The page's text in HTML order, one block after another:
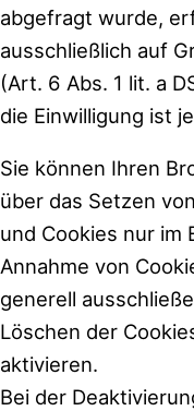
abgefragt wurde,
ausschließlich auf
(Art. 6 Abs. 1 lit. a
die Einwilligung ist
Sie können Ihren
über das Setzen
und Cookies nur im
Annahme von
generell
Löschen der
aktivieren.
Bei der